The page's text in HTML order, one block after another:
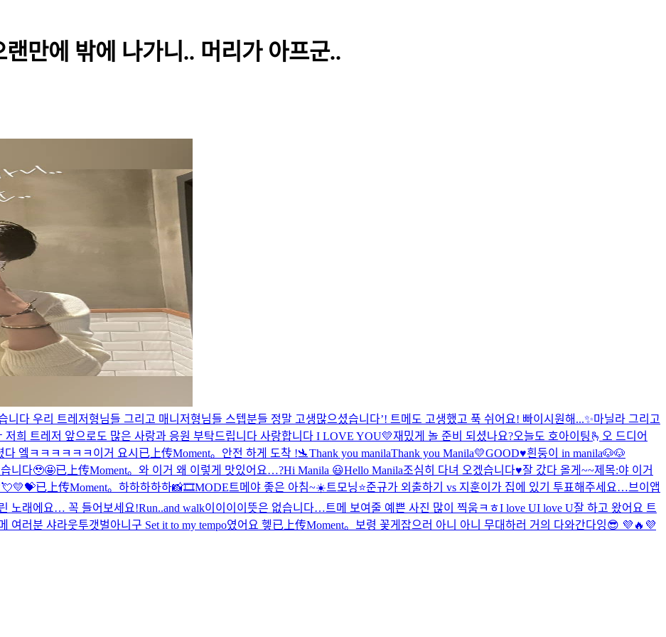
만에 밖에 나가니.. 머리가 아프군..
니다 우리 트레저형님들 그리고 매니저형님들 스텝분들 정말 고생많으셨습니다’! 트메도 고생했고 푹 쉬어요! 빠이 시원해...✨마닐라 그리고
희 트레저 앞으로도 많은 사랑과 응원 부탁드립니다 사랑합니다 I LOVE YOU💛재밌게 놀 준비 되셨나요?오늘도 호아이팅🫰 오 드디어
엨ㅋㅋㅋㅋㅋㅋ이거 요시 已上传Moment。 안전 하게 도착 !🛬Thank you manilaThank you Manila💛GOOD♥️흰둥이 in manila🐶🐶
니다🥹🤩已上传Moment。 와 이거 왜 이렇게 맛있어요…?Hi Manila 😃Hello Manila조심히 다녀 오겠습니다♥️잘 갔다 올게~~제목:야 이거
已上传Moment。 하하하하하📸🎞MODE트메야 좋은 아침~☀️트모닝⭐️준규가 외출하기 vs 지훈이가 집에 있기 투표해주세요…브이앱
노래에요… 꼭 들어보세요!Run..and walk이이이이뜻은 없습니다…트메 보여줄 예쁜 사진 많이 찍움ㅋㅎI love UI love U잘 하고 왔어요 트
여러분 샤라웃투갯벌아니구 Set it to my tempo였어요 헿已上传Moment。
보령 꽃게잡으러 아니 아니 무대하러 거의 다와간다잉😎 💜🔥💜